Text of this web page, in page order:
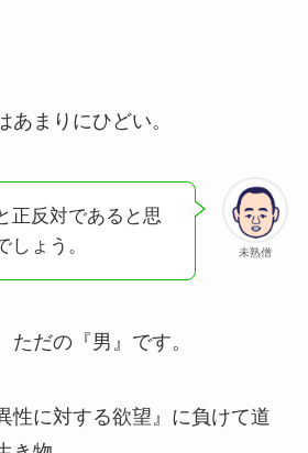
まりにひどい。
未熟僧
正反対であると思
しょう。
ただの『男』です。
性に対する欲望』に負けて道